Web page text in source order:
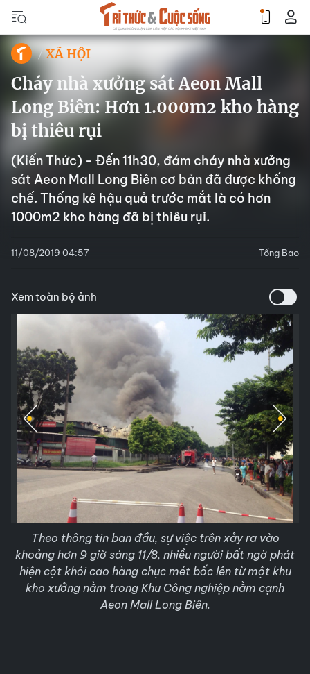
XÃ HỘI
Cháy nhà xưởng sát Aeon Mall
Long Biên: Hơn 1.000m2 kho hàng
bị thiêu rụi
(Kiến Thức) - Đến 11h30, đám cháy nhà xưởng
sát Aeon Mall Long Biên cơ bản đã được khống
chế. Thống kê hậu quả trước mắt là có hơn
1000m2 kho hàng đã bị thiêu rụi.
11/08/2019 04:57 Tống Bao
Xem toàn bộ ảnh
Theo thông tin ban đầu, sự việc trên xảy ra vào
khoảng hơn 9 giờ sáng 11/8, nhiều người bất ngờ phát
hiện cột khói cao hàng chục mét bốc lên từ một khu
kho xưởng nằm trong Khu Công nghiệp nằm cạnh
Aeon Mall Long Biên.